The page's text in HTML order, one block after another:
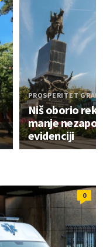
PROSPERITET
Niš oborio
manje
evidenciji
0